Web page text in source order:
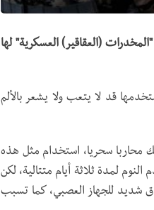
(العقاقير) العسكرية" لها
قد لا يتعب ولا يشعر بالألم
سحريا، استخدام مثل هذه
لمدة ثلاثة أيام متتالية، لكن
شديد للجهاز العصبي، كما تسبب